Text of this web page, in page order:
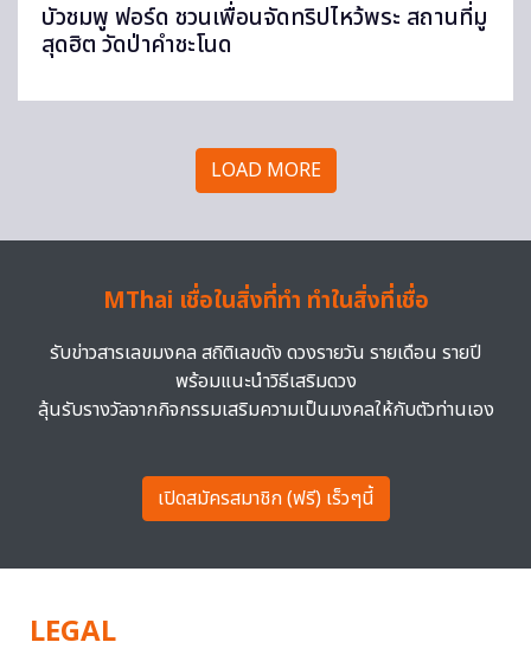
บัวชมพู ฟอร์ด ชวนเพื่อนจัดทริปไหว้พระ สถานที่มู
สุดฮิต วัดป่าคำชะโนด
LOAD MORE
MThai เชื่อในสิ่งที่ทำ ทำในสิ่งที่เชื่อ
รับข่าวสารเลขมงคล สถิติเลขดัง ดวงรายวัน รายเดือน รายปี
พร้อมแนะนำวิธีเสริมดวง
ลุ้นรับรางวัลจากกิจกรรมเสริมความเป็นมงคลให้กับตัวท่านเอง
เปิดสมัครสมาชิก (ฟรี) เร็วๆนี้
LEGAL